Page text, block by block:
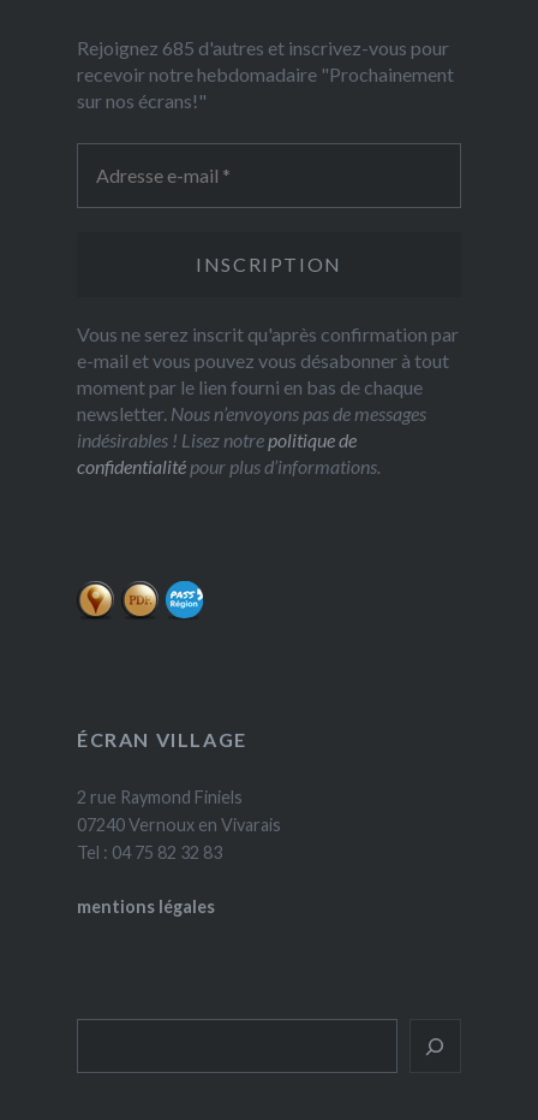
Rejoignez 685 d'autres et inscrivez-vous pour
recevoir notre hebdomadaire "Prochainement
sur nos écrans!"
Vous ne serez inscrit qu'après confirmation par
e-mail et vous pouvez vous désabonner à tout
moment par le lien fourni en bas de chaque
newsletter. Nous n’envoyons pas de messages
indésirables ! Lisez notrepolitique de
confidentialitépour plus d’informations.
ÉCRAN VILLAGE
2 rue Raymond Finiels
07240 Vernoux en Vivarais
Tel : 04 75 82 32 83
mentions légales